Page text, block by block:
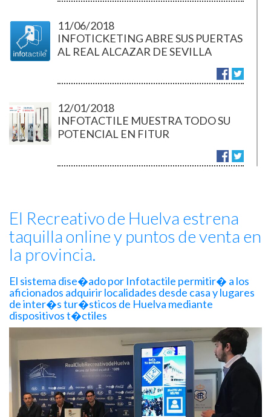
11/06/2018
INFOTICKETING ABRE SUS PUERTAS
AL REAL ALCAZAR DE SEVILLA
12/01/2018
INFOTACTILE MUESTRA TODO SU
POTENCIAL EN FITUR
TICKETERA EN FITUR
OSUNA ESTRENA APLICACIÓN
MÓVIL TURÍSTICA DESARROLLADA
POR INFOTACTILE
17/11/2017
INFOTACTILE EXPONE EN INTUR
POR SEGUNDO AÑO CONSECUTIVO
El Recreativo de Huelva estrena
taquilla online y puntos de venta en
la provincia.
El sistema dise�ado por Infotactile permitir� a los
aficionados adquirir localidades desde casa y lugares
de inter�s tur�sticos de Huelva mediante
dispositivos t�ctiles